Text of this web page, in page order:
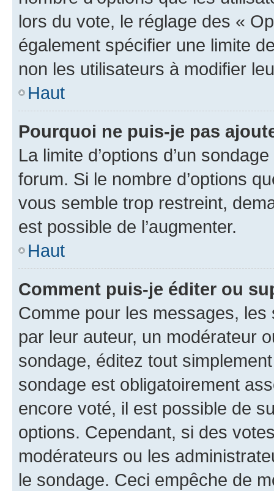
lors du vote, le réglage des «
également spécifier une limite
non les utilisateurs à modifier
Haut
Pourquoi ne puis-je pas
La limite d’options d’un
forum. Si le nombre d’options
vous semble trop restreint,
est possible de l’augmenter.
Haut
Comment puis-je éditer ou
Comme pour les messages,
par leur auteur, un modérateur
sondage, éditez tout
sondage est obligatoirement
encore voté, il est possible de
options. Cependant, si des
modérateurs ou les
le sondage. Ceci empêche de